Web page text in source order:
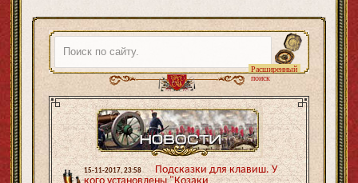
Расширенный
поиск
15-11-2017, 23:58
Подсказки для клавиш. У